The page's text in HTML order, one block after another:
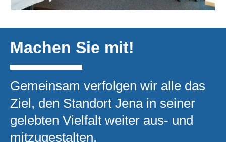
Machen Sie mit!
Gemeinsam verfolgen wir alle das
Ziel, den Standort Jena in seiner
gelebten Vielfalt weiter aus- und
mitzugestalten.